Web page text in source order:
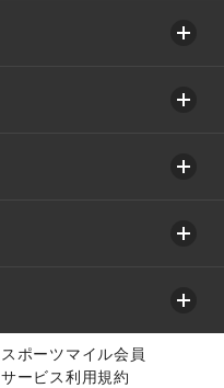
スポーツマイル会員
サービス利用規約